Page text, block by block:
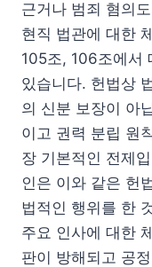
근거나 범죄 혐의
현직 법관에 대한
105조, 106조에서
있습니다. 헌법상
의 신분 보장이 아
이고 권력 분립 원
장 기본적인 전제
인은 이와 같은 헌
법적인 행위를 한
주요 인사에 대한
판이 방해되고 공